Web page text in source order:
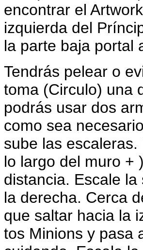
encontrar el
izquierda del
la parte baja portal
Tendrás pelear o
toma (Circulo) una
podrás usar dos
como sea
sube las
lo largo del muro +
distancia. Escale
la derecha. Cerca
que saltar hacia la
tos Minions y pasa